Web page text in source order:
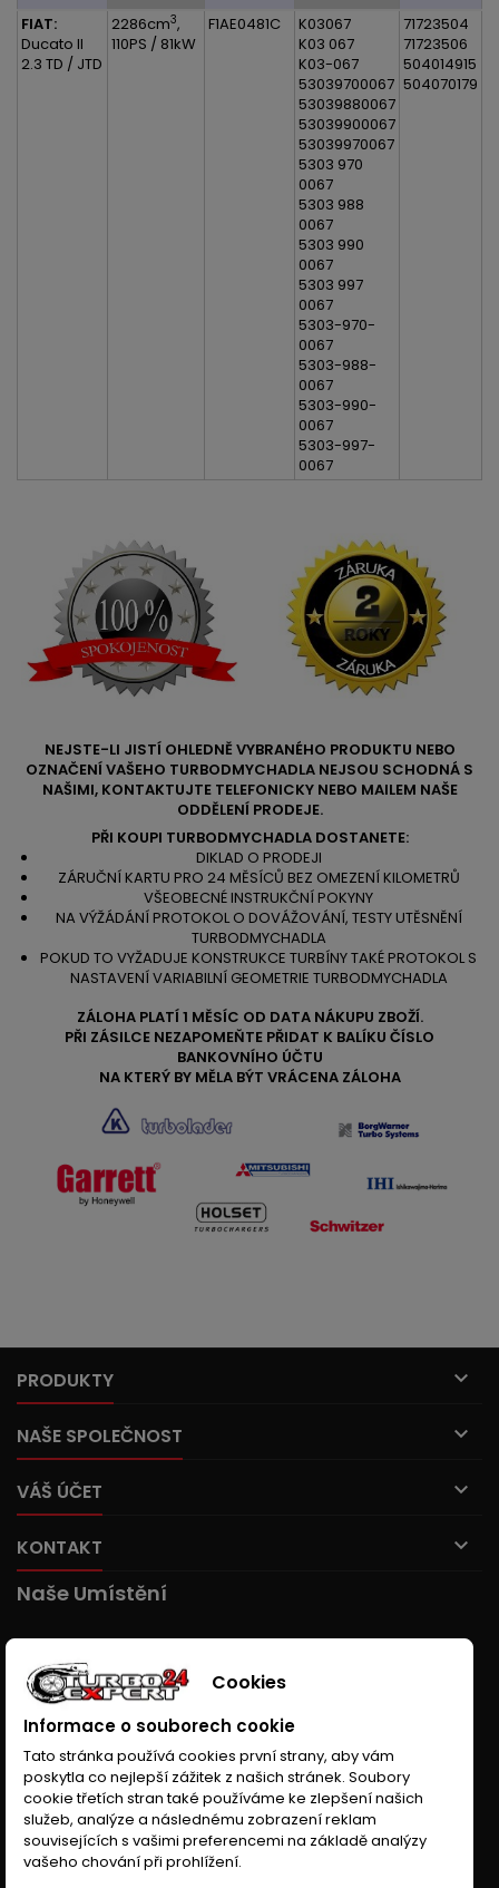
FIAT:
Ducato II
2.3 TD / JTD
2286cm3,
110PS / 81kW
F1AE0481C
K03067
K03 067
K03-067
53039700067
53039880067
53039900067
53039970067
5303 970
0067
5303 988
0067
5303 990
0067
5303 997
0067
5303-970-
0067
5303-988-
0067
5303-990-
0067
5303-997-
0067
71723504
71723506
504014915
504070179
NEJSTE-LI JISTÍ OHLEDNĚ VYBRANÉHO PRODUKTU NEBO
OZNAČENÍ VAŠEHO TURBODMYCHADLA NEJSOU SCHODNÁ S
NAŠIMI, KONTAKTUJTE TELEFONICKY NEBO MAILEM NAŠE
ODDĚLENÍ PRODEJE.
PŘI KOUPI TURBODMYCHADLA DOSTANETE:
DIKLAD O PRODEJI
ZÁRUČNÍ KARTU PRO 24 MĚSÍCŮ BEZ OMEZENÍ KILOMETRŮ
VŠEOBECNÉ INSTRUKČNÍ POKYNY
NA VÝŽÁDÁNÍ PROTOKOL O DOVÁŽOVÁNÍ, TESTY UTĚSNĚNÍ
TURBODMYCHADLA
POKUD TO VYŽADUJE KONSTRUKCE TURBÍNY TAKÉ PROTOKOL S
NASTAVENÍ VARIABILNÍ GEOMETRIE TURBODMYCHADLA
ZÁLOHA PLATÍ 1 MĚSÍC OD DATA NÁKUPU ZBOŽÍ.
PŘI ZÁSILCE NEZAPOMEŇTE PŘIDAT K BALÍKU ČÍSLO
BANKOVNÍHO ÚČTU
NA KTERÝ BY MĚLA BÝT VRÁCENA ZÁLOHA
PRODUKTY 
NAŠE SPOLEČNOST 
VÁŠ ÚČET 
KONTAKT 
Naše Umístění
Cookies
Informace o souborech cookie
Tato stránka používá cookies první strany, aby vám
poskytla co nejlepší zážitek z našich stránek. Soubory
cookie třetích stran také používáme ke zlepšení našich
služeb, analýze a následnému zobrazení reklam
souvisejících s vašimi preferencemi na základě analýzy
vašeho chování při prohlížení.